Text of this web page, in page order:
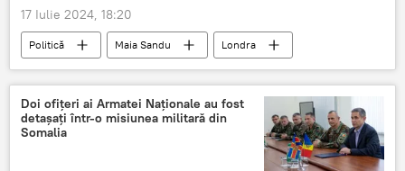
17 Iulie 2024, 18:20
Politică Maia Sandu Londra
Doi ofițeri ai Armatei Naționale au fost
detașați într-o misiunea militară din
Somalia